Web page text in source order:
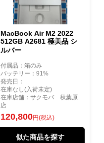
MacBook Air M2 2022
512GB A2681 極美品 シ
ルバー
付属品：箱のみ
バッテリー：91%
発売日：
在庫なし(入荷未定)
在庫店舗：サクモバ 秋葉原
店
120,800円(税込)
似た商品を探す